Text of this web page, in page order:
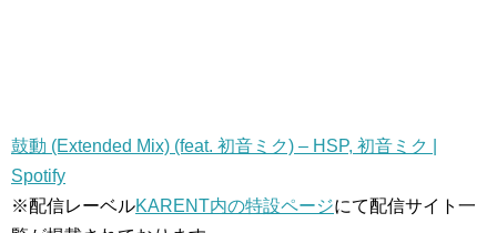
鼓動 (Extended Mix) (feat. 初音ミク) – HSP, 初音ミク |
Spotify
※配信レーベルKARENT内の特設ページにて配信サイト一